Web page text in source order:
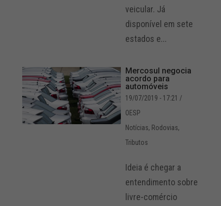
veicular. Já
disponível em sete
estados e...
Mercosul negocia
acordo para
automóveis
19/07/2019 - 17:21 /
OESP
Notícias, Rodovias,
Tributos
Ideia é chegar a
entendimento sobre
livre-comércio